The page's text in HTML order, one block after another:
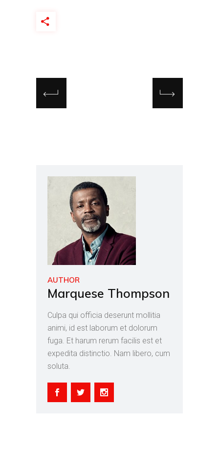
AUTHOR
Marquese Thompson
Culpa qui officia deserunt mollitia
animi, id est laborum et dolorum
fuga. Et harum rerum facilis est et
expedita distinctio. Nam libero, cum
soluta.